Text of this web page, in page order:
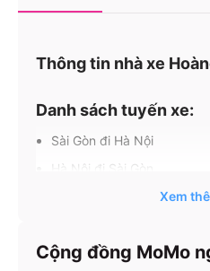
Thông tin nhà xe
Danh sách tuyến xe:
Sài Gòn đi Hà Nội
Hà Nội đi Sài Gòn
Hồng Bàng - Hải Phòng đi
Nam Định - Nam Định đi
Xem
Cộng đồng MoMo